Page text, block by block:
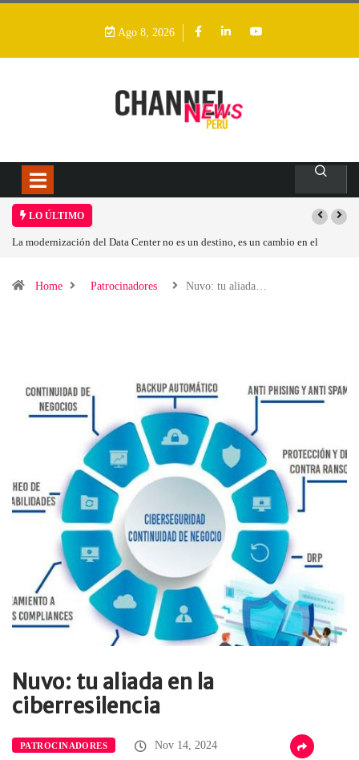
Ago 8, 2026
LO ÚLTIMO
el Los ingresos por semiconductores aumentarán más de un 94 % en
Home Patrocinadores Nuvo: tu aliada…
Nuvo: tu aliada en la
ciberresilencia
PATROCINADORES Nov 14, 2024